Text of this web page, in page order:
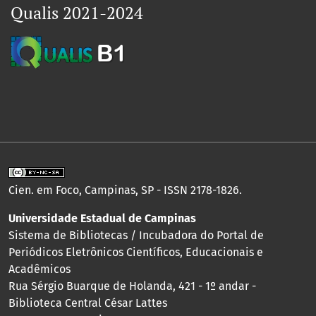
Qualis 2021-2024
Cien. em Foco, Campinas, SP - ISSN 2178-1826.
Universidade Estadual de Campinas
Sistema de Bibliotecas / Incubadora do Portal de
Periódicos Eletrônicos Científicos, Educacionais e
Acadêmicos
Rua Sérgio Buarque de Holanda, 421 - 1º andar -
Biblioteca Central César Lattes